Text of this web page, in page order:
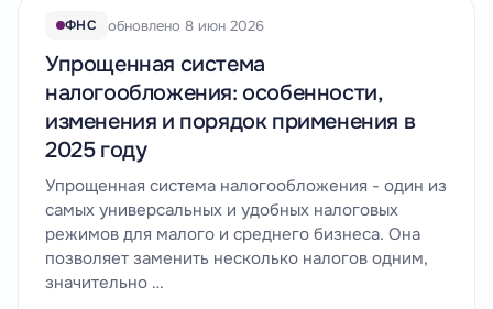
ФНС обновлено 8 июн 2026
Упрощенная система
налогообложения: особенности,
изменения и порядок применения в
2025 году
Упрощенная система налогообложения - один из
самых универсальных и удобных налоговых
режимов для малого и среднего бизнеса. Она
позволяет заменить несколько налогов одним,
значительно …